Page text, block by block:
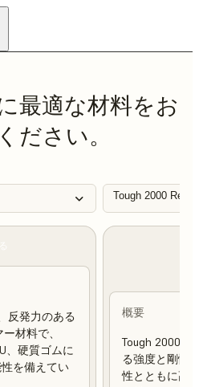
最適な材料をお
ださい。
Tough 2000
反発力のある
材料で、
、硬質ゴムに
を備えてい
概要
Tough 2000レ
る強度と剛性
性とともに高